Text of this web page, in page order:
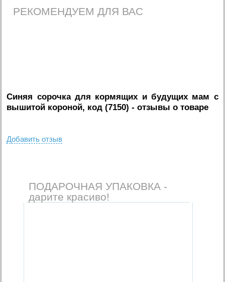
РЕКОМЕНДУЕМ ДЛЯ ВАС
Синяя сорочка для кормящих и будущих мам с
вышитой короной, код (7150) - отзывы о товаре
Добавить отзыв
ПОДАРОЧНАЯ УПАКОВКА -
дарите красиво!